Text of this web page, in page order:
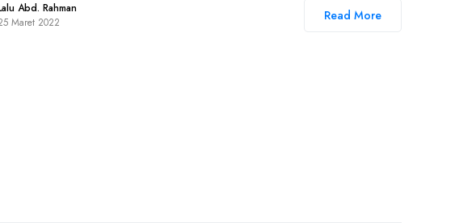
Abd. Rahman
Maret 2022
Read More